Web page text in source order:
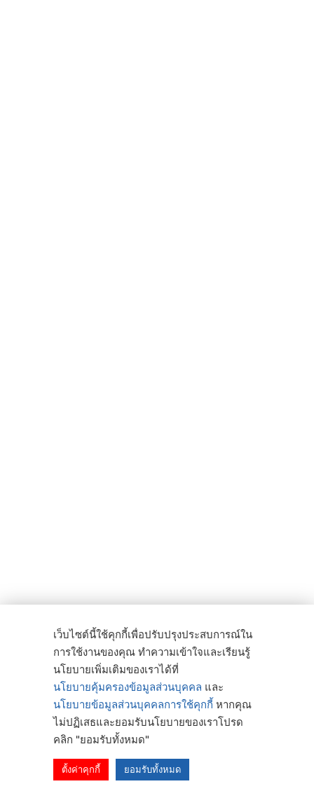
เว็บไซต์นี้ใช้คุกกี้เพื่อปรับปรุงประสบการณ์ใน
การใช้งานของคุณ ทำความเข้าใจและเรียนรู้
นโยบายเพิ่มเติมของเราได้ที่
นโยบายคุ้มครองข้อมูลส่วนบุคคล และ
นโยบายข้อมูลส่วนบุคคลการใช้คุกกี้ หากคุณ
ไม่ปฏิเสธและยอมรับนโยบายของเราโปรด
คลิก "ยอมรับทั้งหมด"
ตั้งค่าคุกกี้ ยอมรับทั้งหมด